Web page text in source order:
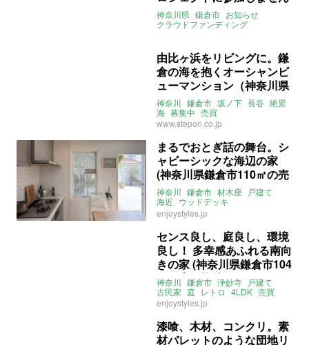
か？
神奈川県 鎌倉市 お知らせ
クラウドファンディング
由比ヶ浜をリビングに。鎌
倉の海を抱くオーシャンビ
ューマンション（神奈川県
鎌倉市66㎡の売買物件）
神奈川 鎌倉市 坂ノ下 長谷 絶景
海 募集中 売買
www.stepon.co.jp
まるでおとぎ話の舞台。シ
ャビーシックな海辺の家
(神奈川県鎌倉市110㎡の売
買物件)
神奈川 鎌倉市 材木座 戸建て
海近 ウッドデッキ
シャビーシック
enjoystyles.jp
センス良し、庭良し、環境
良し！ 多幸感あふれる南向
きの家 (神奈川県鎌倉市104
㎡の売買物件)
神奈川 鎌倉市 浄妙寺 戸建て
古民家 庭 レトロ 4LDK 売買
enjoystyles.jp
漆喰、木材、コンクリ。素
材パレットのような団地リ